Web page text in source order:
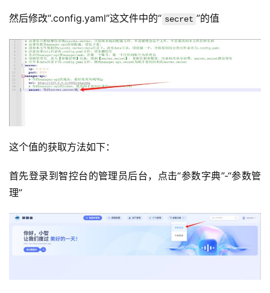
然后修改“.config.yaml”这文件中的“ secret ”的值
这个值的获取方法如下：
首先登录到智控台的管理员后台，点击“参数字典”-“参数管
理”